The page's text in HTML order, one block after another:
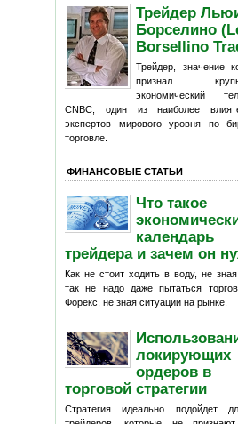
Трейдер
Борселино
Borsellino
Трейдер, значение
признал
экономический
CNBC, один из наиболее
экспертов мирового уровня по
торговле.
ФИНАНСОВЫЕ СТАТЬИ
Что такое
календарь
трейдера и зачем он
Как не стоит ходить в воду, не зная
так не надо даже пытаться
Форекс, не зная ситуации на рынке.
локирующих
ордеров в
торговой стратегии
Стратегия идеально подойдет